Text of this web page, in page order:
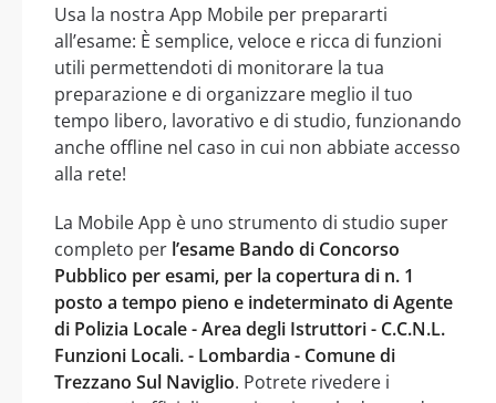
Usa la nostra App Mobile per prepararti
all’esame: È semplice, veloce e ricca di funzioni
utili permettendoti di monitorare la tua
preparazione e di organizzare meglio il tuo
tempo libero, lavorativo e di studio, funzionando
anche offline nel caso in cui non abbiate accesso
alla rete!
La Mobile App è uno strumento di studio super
completo per l’esame Bando di Concorso
Pubblico per esami, per la copertura di n. 1
posto a tempo pieno e indeterminato di Agente
di Polizia Locale - Area degli Istruttori - C.C.N.L.
Funzioni Locali. - Lombardia - Comune di
Trezzano Sul Naviglio. Potrete rivedere i